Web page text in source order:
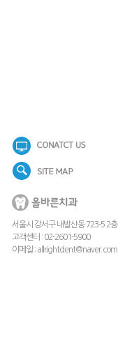
서울시 강서구 내발산동 723-5 2층
고객센터 : 02-2601-5900
이메일 : allrightdent@naver.com